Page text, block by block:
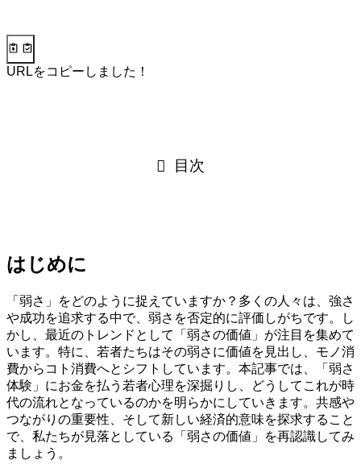
URLをコピーしました！
目次
はじめに
「弱さ」をどのように捉えていますか？多くの人々は、強さ
や成功を追求する中で、弱さを否定的に評価しがちです。し
かし、最近のトレンドとして「弱さの価値」が注目を集めて
います。特に、若者たちはその弱さに価値を見出し、モノ消
費からコト消費へとシフトしています。本記事では、「弱さ
体験」にお金を払う若者心理を深掘りし、どうしてこれが時
代の流れとなっているのかを明らかにしていきます。共感や
つながりの重要性、そして新しい経済的意味を探求すること
で、私たちが見落としている「弱さの価値」を再認識してみ
ましょう。